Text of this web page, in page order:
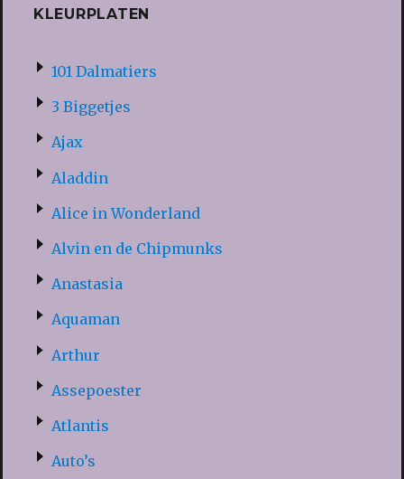
KLEURPLATEN
101 Dalmatiers
3 Biggetjes
Ajax
Aladdin
Alice in Wonderland
Alvin en de Chipmunks
Anastasia
Aquaman
Arthur
Assepoester
Atlantis
Auto’s